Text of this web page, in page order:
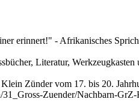
erinnert!" - Afrikanisches
Literatur,
Zünder vom 17. bis 20.
Zuender/Nachbarn-